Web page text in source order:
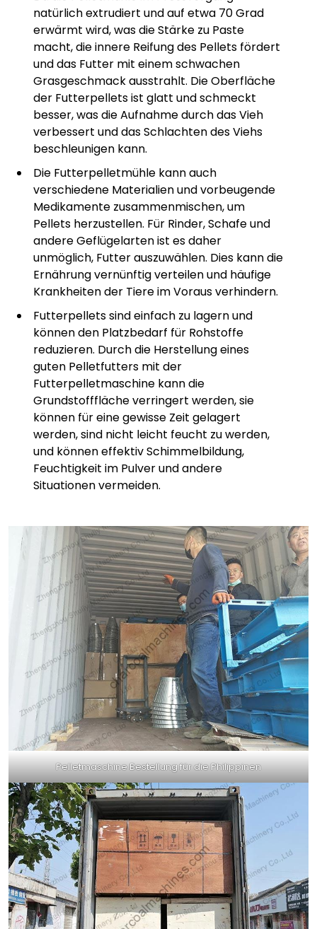
natürlich extrudiert und auf etwa 70 Grad
erwärmt wird, was die Stärke zu Paste
macht, die innere Reifung des Pellets fördert
und das Futter mit einem schwachen
Grasgeschmack ausstrahlt. Die Oberfläche
der Futterpellets ist glatt und schmeckt
besser, was die Aufnahme durch das Vieh
verbessert und das Schlachten des Viehs
beschleunigen kann.
Die Futterpelletmühle kann auch
verschiedene Materialien und vorbeugende
Medikamente zusammenmischen, um
Pellets herzustellen. Für Rinder, Schafe und
andere Geflügelarten ist es daher
unmöglich, Futter auszuwählen. Dies kann die
Ernährung vernünftig verteilen und häufige
Krankheiten der Tiere im Voraus verhindern.
Futterpellets sind einfach zu lagern und
können den Platzbedarf für Rohstoffe
reduzieren. Durch die Herstellung eines
guten Pelletfutters mit der
Futterpelletmaschine kann die
Grundstofffläche verringert werden, sie
können für eine gewisse Zeit gelagert
werden, sind nicht leicht feucht zu werden,
und können effektiv Schimmelbildung,
Feuchtigkeit im Pulver und andere
Situationen vermeiden.
Pelletmaschine Bestellung für die Philippinen